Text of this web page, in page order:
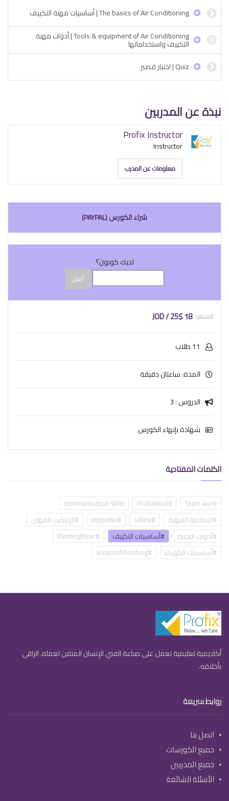
The basics of Air Conditioning | أساسيات مهنة التكييف
Tools & equipment of Air Conditioning | أدوات مهنة
التكييف واستخداماتها
Quiz | اختبار قصير
نبذة عن المدربين
Profix Instructor
Instructor
معلومات عن المدرب
شراء الكورس (PAYPAL)
لديك كوبون؟
أرسل
18 JOD / 25$
11 طلاب
المدة: ساعتان دقيقة
الدروس : 3
شهادة بإنهاء الكورس
الكلمات المفتاحية
Team work
ProfixWorld
communication skills
#السلامة المهنية
#safety
#etiquette
#الإتيكيت المهني
#أدوات النجارة
#أساسيات التكييف
#PaintingBasic
#أساسيات الكهرباء
#BasicsofPlumbing
أكاديمية تعليمية تعمل على صناعة الفني الإنسان المتقن لعمله، الراقي
بأخلاقه.
روابط سريعة
اتصل بنا
جميع الكورسات
جميع المدربين
الأسئلة الشائعة